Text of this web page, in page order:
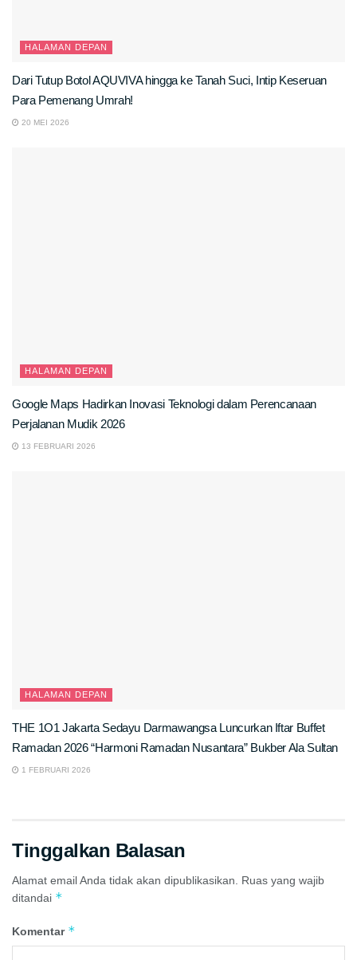
HALAMAN DEPAN
Dari Tutup Botol AQUVIVA hingga ke Tanah Suci, Intip Keseruan
Para Pemenang Umrah!
20 MEI 2026
HALAMAN DEPAN
Google Maps Hadirkan Inovasi Teknologi dalam Perencanaan
Perjalanan Mudik 2026
13 FEBRUARI 2026
HALAMAN DEPAN
THE 1O1 Jakarta Sedayu Darmawangsa Luncurkan Iftar Buffet
Ramadan 2026 “Harmoni Ramadan Nusantara” Bukber Ala Sultan
1 FEBRUARI 2026
Tinggalkan Balasan
Alamat email Anda tidak akan dipublikasikan.
Ruas yang wajib
ditandai *
Komentar *